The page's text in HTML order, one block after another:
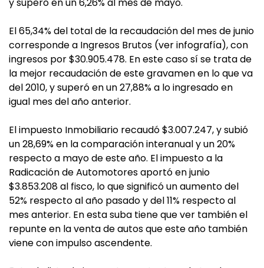
El 65,34% del total de la recaudación del mes de junio
corresponde a Ingresos Brutos (ver infografía), con
ingresos por $30.905.478. En este caso sí se trata de
la mejor recaudación de este gravamen en lo que va
del 2010, y superó en un 27,88% a lo ingresado en
igual mes del año anterior.
El impuesto Inmobiliario recaudó $3.007.247, y subió
un 28,69% en la comparación interanual y un 20%
respecto a mayo de este año. El impuesto a la
Radicación de Automotores aportó en junio
$3.853.208 al fisco, lo que significó un aumento del
52% respecto al año pasado y del 11% respecto al
mes anterior. En esta suba tiene que ver también el
repunte en la venta de autos que este año también
viene con impulso ascendente.